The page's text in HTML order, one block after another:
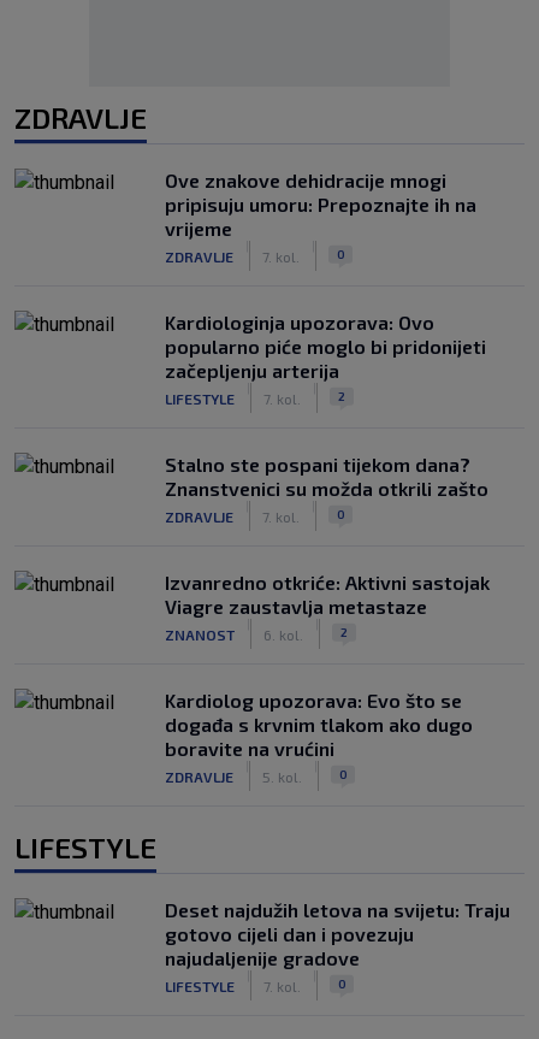
ZDRAVLJE
Ove znakove dehidracije mnogi
pripisuju umoru: Prepoznajte ih na
vrijeme
ZDRAVLJE 7. kol. 0
Kardiologinja upozorava: Ovo
popularno piće moglo bi pridonijeti
začepljenju arterija
LIFESTYLE 7. kol. 2
Stalno ste pospani tijekom dana?
Znanstvenici su možda otkrili zašto
ZDRAVLJE 7. kol. 0
Izvanredno otkriće: Aktivni sastojak
Viagre zaustavlja metastaze
ZNANOST 6. kol. 2
Kardiolog upozorava: Evo što se
događa s krvnim tlakom ako dugo
boravite na vrućini
ZDRAVLJE 5. kol. 0
LIFESTYLE
Deset najdužih letova na svijetu: Traju
gotovo cijeli dan i povezuju
najudaljenije gradove
LIFESTYLE 7. kol. 0